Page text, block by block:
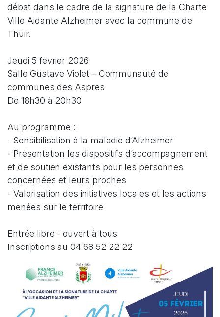
débat dans le cadre de la signature de la Charte
Ville Aidante Alzheimer avec la commune de
Thuir.
Jeudi 5 février 2026
Salle Gustave Violet – Communauté de
communes des Aspres
De 18h30 à 20h30
Au programme :
- Sensibilisation à la maladie d’Alzheimer
- Présentation les dispositifs d’accompagnement
et de soutien existants pour les personnes
concernées et leurs proches
- Valorisation des initiatives locales et les actions
menées sur le territoire
Entrée libre - ouvert à tous
Inscriptions au 04 68 52 22 22